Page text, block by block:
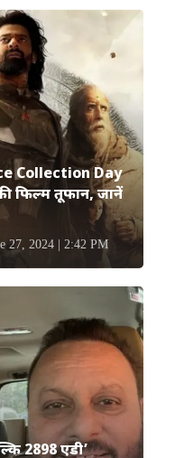
Collection Day
फिल्म तूफान, जानें
27, 2024 | 2:42 PM
2898 एडी’